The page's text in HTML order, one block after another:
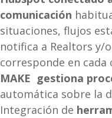
comunicación
situaciones, flujos
notifica a Realtors y/
corresponde en cada
MAKE gestiona
automática sobre la
Integración de